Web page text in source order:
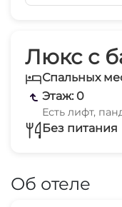
Люкс с
Спальных
Этаж: 0
Есть лифт,
Без питания
Об отеле